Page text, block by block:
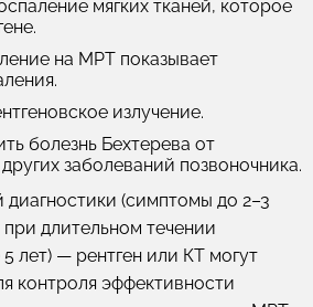
мягких тканей, которое
на МРТ показывает
излучение.
болезнь Бехтерева от
заболеваний позвоночника.
(симптомы до 2–3
длительном течении
лет) — рентген или КТ могут
контроля эффективности